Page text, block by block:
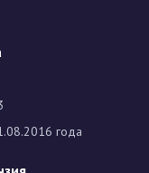
года